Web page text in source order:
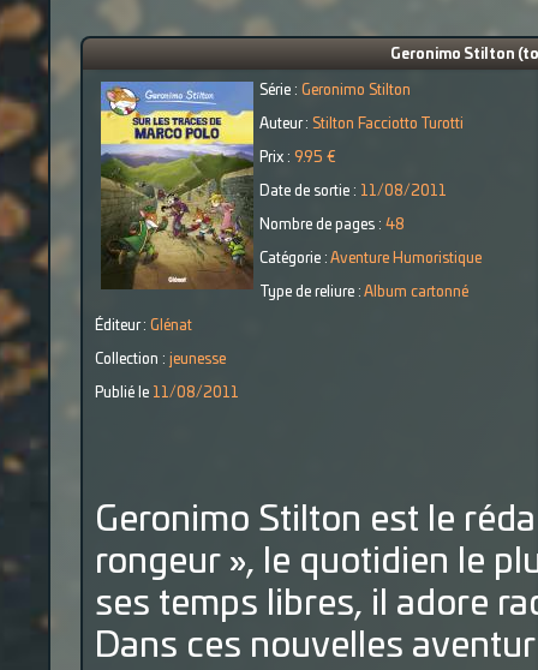
Geronimo Stilton
Série : Geronimo Stilton
Auteur : Stilton Facciotto Turotti
Prix : 9.95 €
Date de sortie : 11/08/2011
Nombre de pages : 48
Catégorie : Aventure Humoristique
Type de reliure : Album cartonné
Éditeur : Glénat
Collection : jeunesse
Publié le 11/08/2011
Geronimo Stilton est le
rongeur », le quotidien le
ses temps libres, il adore
Dans ces nouvelles